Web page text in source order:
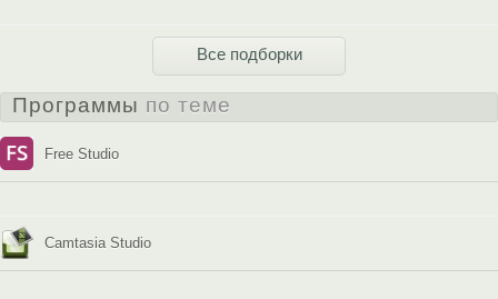
Все подборки
Программы по теме
Free Studio
Camtasia Studio